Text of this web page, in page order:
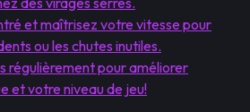
et maîtrisez votre vitesse pour
ou les chutes inutiles.
régulièrement pour améliorer
et votre niveau de jeu!